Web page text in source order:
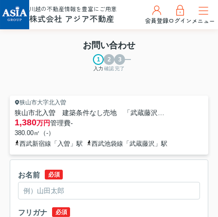
川越の不動産情報を豊富にご用意
株式会社 アジア不動産 会員登録ログインメニュー
お問い合わせ
入力 確認完了
狭山市大字北入曽
1,380万円管理費-
380.00㎡（-）
西武新宿線「入曽」駅
西武池袋線「武蔵藤沢」駅
お名前 必須
フリガナ 必須